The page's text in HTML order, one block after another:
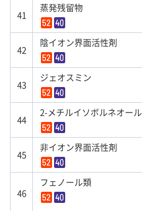
41
蒸発残留物
42
陰イオン界面活性剤
43
ジェオスミン
44
2-メチルイソボルネオール
45
非イオン界面活性剤
46
フェノール類